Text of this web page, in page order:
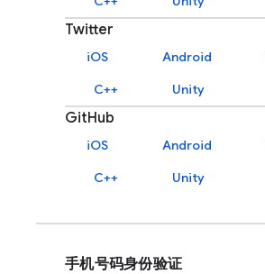
Twitter
iOS Android
C++
Unity
GitHub
iOS Android
C++
Unity
手机号码身份验证